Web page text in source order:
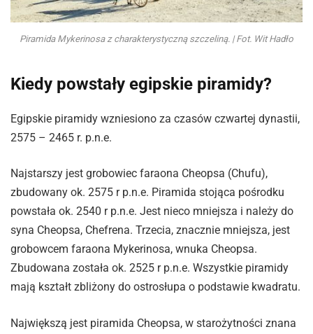
Piramida Mykerinosa z charakterystyczną szczeliną. | Fot. Wit Hadło
Kiedy powstały egipskie piramidy?
Egipskie piramidy wzniesiono za czasów czwartej dynastii,
2575 – 2465 r. p.n.e.
Najstarszy jest grobowiec faraona Cheopsa (Chufu),
zbudowany ok. 2575 r p.n.e. Piramida stojąca pośrodku
powstała ok. 2540 r p.n.e. Jest nieco mniejsza i należy do
syna Cheopsa, Chefrena. Trzecia, znacznie mniejsza, jest
grobowcem faraona Mykerinosa, wnuka Cheopsa.
Zbudowana została ok. 2525 r p.n.e. Wszystkie piramidy
mają kształt zbliżony do ostrosłupa o podstawie kwadratu.
Największą jest piramida Cheopsa, w starożytności znana